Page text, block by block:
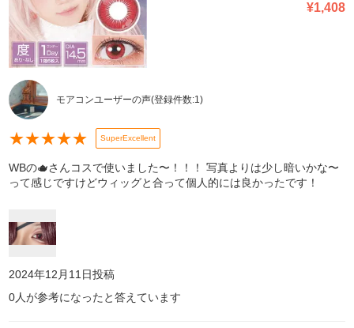
¥1,408
モアコンユーザーの声(登録件数:1)
★★★★★ SuperExcellent
WBの🫖さんコスで使いました〜！！！ 写真よりは少し暗いかな〜
って感じですけどウィッグと合って個人的には良かったです！
2024年12月11日投稿
0人が参考になったと答えています